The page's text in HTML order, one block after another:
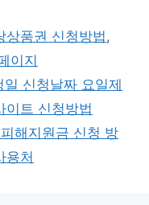
상품권 신청방법,
이지
신청날짜 요일제
이트 신청방법
해지원금 신청 방
용처